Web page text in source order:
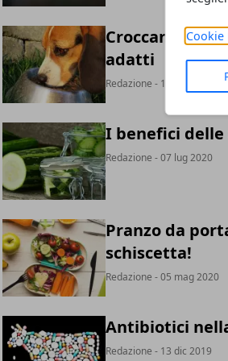
Cookie
Croccantini
adatti
Redazione - 10 ago 2020
I benefici delle
Redazione - 07 lug 2020
Pranzo da
schiscetta!
Redazione - 05 mag 2020
Antibiotici
Redazione - 13 dic 2019